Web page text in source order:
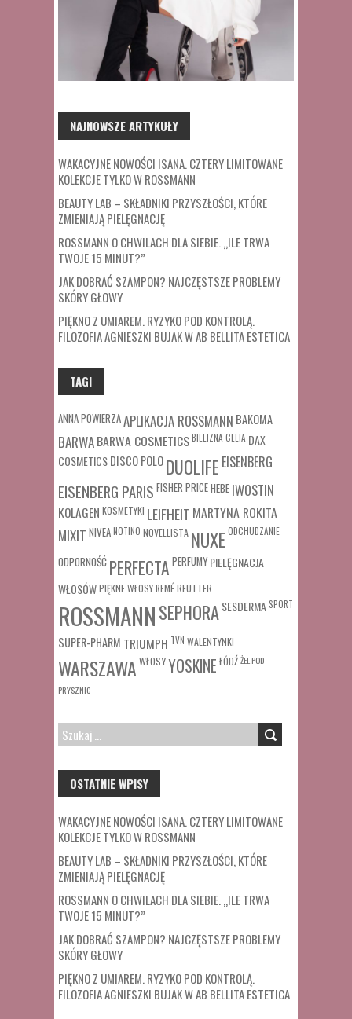
NAJNOWSZE ARTYKUŁY
WAKACYJNE NOWOŚCI ISANA. CZTERY LIMITOWANE
KOLEKCJE TYLKO W ROSSMANN
BEAUTY LAB – SKŁADNIKI PRZYSZŁOŚCI, KTÓRE
ZMIENIAJĄ PIELĘGNACJĘ
ROSSMANN O CHWILACH DLA SIEBIE. „ILE TRWA
TWOJE 15 MINUT?”
JAK DOBRAĆ SZAMPON? NAJCZĘSTSZE PROBLEMY
SKÓRY GŁOWY
PIĘKNO Z UMIAREM. RYZYKO POD KONTROLĄ.
FILOZOFIA AGNIESZKI BUJAK W AB BELLITA ESTETICA
TAGI
ANNA POWIERZAAPLIKACJA ROSSMANN BAKOMA
BARWABARWA COSMETICSBIELIZNA CELIA DAX
COSMETICSDISCO POLODUOLIFE EISENBERG
EISENBERG PARIS FISHER PRICEHEBE IWOSTIN
KOLAGEN KOSMETYKI LEIFHEIT MARTYNA ROKITA
MIXIT NIVEANOTINO NOVELLISTA NUXEODCHUDZANIE
ODPORNOŚĆ PERFECTA PERFUMY PIELĘGNACJA
WŁOSÓWPIĘKNE WŁOSYREMÉREUTTER
ROSSMANNSEPHORASESDERMA SPORT
SUPER-PHARM TRIUMPH TVN WALENTYNKI
WARSZAWA WŁOSYYOSKINE ŁÓDŹŻEL POD
PRYSZNIC
SZUKAJ:
OSTATNIE WPISY
WAKACYJNE NOWOŚCI ISANA. CZTERY LIMITOWANE
KOLEKCJE TYLKO W ROSSMANN
BEAUTY LAB – SKŁADNIKI PRZYSZŁOŚCI, KTÓRE
ZMIENIAJĄ PIELĘGNACJĘ
ROSSMANN O CHWILACH DLA SIEBIE. „ILE TRWA
TWOJE 15 MINUT?”
JAK DOBRAĆ SZAMPON? NAJCZĘSTSZE PROBLEMY
SKÓRY GŁOWY
PIĘKNO Z UMIAREM. RYZYKO POD KONTROLĄ.
FILOZOFIA AGNIESZKI BUJAK W AB BELLITA ESTETICA